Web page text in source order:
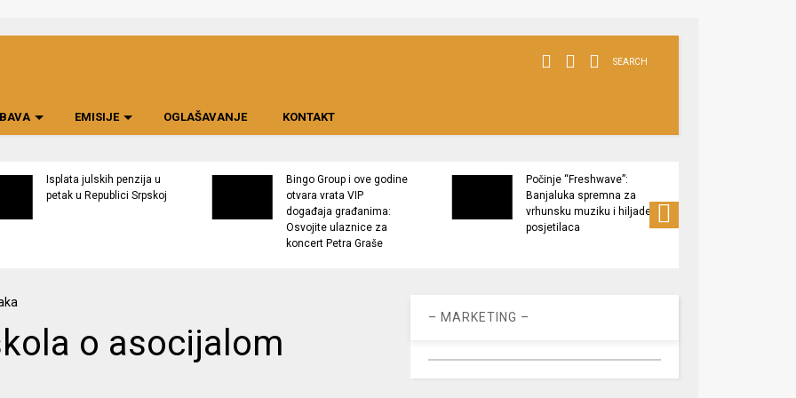
SEARCH
EMISIJE OGLAŠAVANJE KONTAKT
Isplata julskih penzija u
petak u Republici Srpskoj
Bingo Group i ove godine
otvara vrata VIP
događaja građanima:
Osvojite ulaznice za
koncert Petra Graše
Počinje “Freshwave”:
Banjaluka spremna za
vrhunsku muziku i hiljade
posjetilaca
o asocijalom
– MARKETING –